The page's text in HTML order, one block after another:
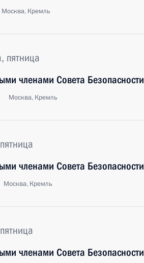
Москва, Кремль
пятница
членами Совета Безопасности
Москва, Кремль
членами Совета Безопасности
Москва, Кремль
членами Совета Безопасности